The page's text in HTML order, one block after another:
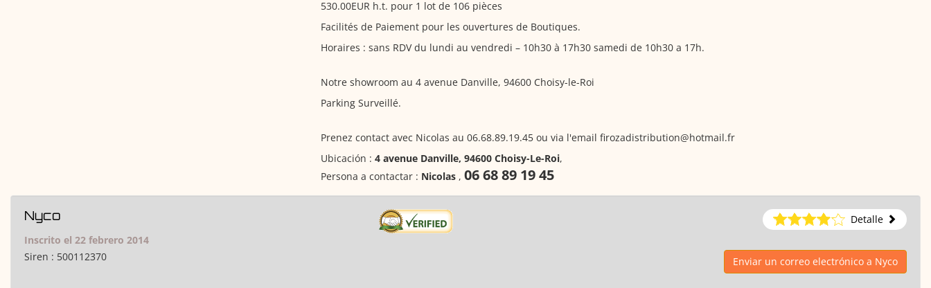
530.00EUR h.t. pour 1 lot de 106 pièces
Facilités de Paiement pour les ouvertures de Boutiques.
Horaires : sans RDV du lundi au vendredi – 10h30 à 17h30 samedi de 10h30 a 17h.
Notre showroom au 4 avenue Danville, 94600 Choisy-le-Roi
Parking Surveillé.
Prenez contact avec Nicolas au 06.68.89.19.45 ou via l'email firozadistribution@hotmail.fr
Ubicación : 4 avenue Danville, 94600 Choisy-Le-Roi,
Persona a contactar : Nicolas , 06 68 89 19 45
Nyco
Detalle
Inscrito el 22 febrero 2014
Siren : 500112370 Enviar un correo electrónico a Nyco